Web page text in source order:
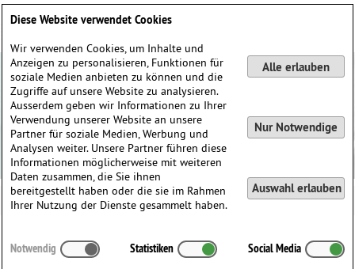
Notenbüchlein für Anna Magdalena Bach
(1722)
Diese Website verwendet Cookies
Wir verwenden Cookies, um Inhalte und
Anzeigen zu personalisieren, Funktionen für
soziale Medien anbieten zu können und die
Zugriffe auf unsere Website zu analysieren.
Ausserdem geben wir Informationen zu Ihrer
Verwendung unserer Website an unsere
Partner für soziale Medien, Werbung und
Analysen weiter. Unsere Partner führen diese
Informationen möglicherweise mit weiteren
Daten zusammen, die Sie ihnen
bereitgestellt haben oder die sie im Rahmen
Ihrer Nutzung der Dienste gesammelt haben.
Alle erlauben
Nur Notwendige
Auswahl erlauben
Notwendig Statistiken Social Media